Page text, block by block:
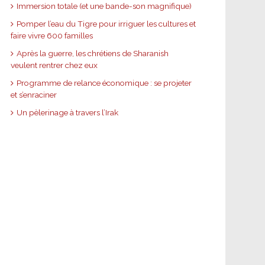
Immersion totale (et une bande-son magnifique)
Pomper l’eau du Tigre pour irriguer les cultures et
faire vivre 600 familles
Après la guerre, les chrétiens de Sharanish
veulent rentrer chez eux
Programme de relance économique : se projeter
et s’enraciner
Un pèlerinage à travers l’Irak